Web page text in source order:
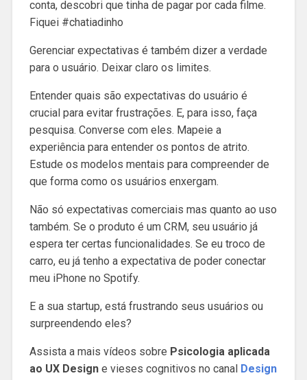
conta, descobri que tinha de pagar por cada filme.
Fiquei #chatiadinho
Gerenciar expectativas é também dizer a verdade
para o usuário. Deixar claro os limites.
Entender quais são expectativas do usuário é
crucial para evitar frustrações. E, para isso, faça
pesquisa. Converse com eles. Mapeie a
experiência para entender os pontos de atrito.
Estude os modelos mentais para compreender de
que forma como os usuários enxergam.
Não só expectativas comerciais mas quanto ao uso
também. Se o produto é um CRM, seu usuário já
espera ter certas funcionalidades. Se eu troco de
carro, eu já tenho a expectativa de poder conectar
meu iPhone no Spotify.
E a sua startup, está frustrando seus usuários ou
surpreendendo eles?
Assista a mais vídeos sobre Psicologia aplicada
ao UX Designe vieses cognitivos no canal Design